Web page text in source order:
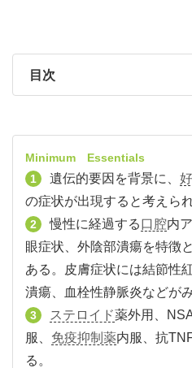
目次
Minimum Essentials
1
遺伝的要因を背景に、
の症状が出現すると考えら
2 慢性に経過する口腔内
眼症状、外陰部潰瘍を特徴
ある。皮膚症状には結節性
潰瘍、血栓性静脈炎などが
3 ステロイド薬外用、
服、 免疫抑制薬内服、抗
る。